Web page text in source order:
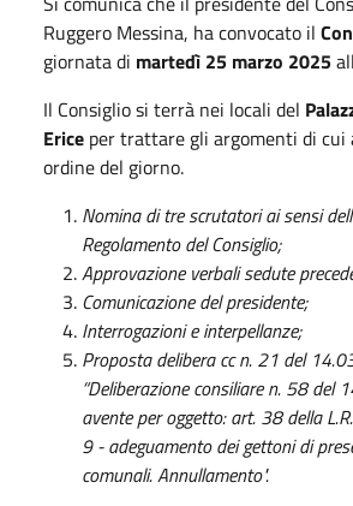
Ruggero Messina, ha convocato il
giornata di martedì 25 marzo 2025
Il Consiglio si terrà nei locali del
Erice per trattare gli argomenti di cui
ordine del giorno.
Nomina di tre scrutatori ai sensi
Regolamento del Consiglio;
Approvazione verbali sedute
Comunicazione del presidente;
Interrogazioni e interpellanze;
Proposta delibera cc n. 21 del
“Deliberazione consiliare n. 58 del
avente per oggetto: art. 38 della
9 - adeguamento dei gettoni di
comunali. Annullamento".